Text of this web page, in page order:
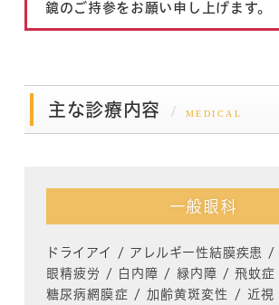
鏡のご持参をお願い申し上げます。
主な診療内容 MEDICAL
一般眼科
ドライアイ / アレルギー性結膜疾患 /
眼精疲労
/ ⽩内障 / 緑内障 /⾶蚊症
糖尿病網膜症 / 加齢⻩斑変性 / 近視